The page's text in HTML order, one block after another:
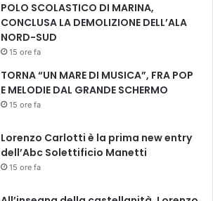
POLO SCOLASTICO DI MARINA,
CONCLUSA LA DEMOLIZIONE DELL’ALA
NORD-SUD
15 ore fa
TORNA “UN MARE DI MUSICA”, FRA POP
E MELODIE DAL GRANDE SCHERMO
15 ore fa
Lorenzo Carlotti è la prima new entry
dell’Abc Solettificio Manetti
15 ore fa